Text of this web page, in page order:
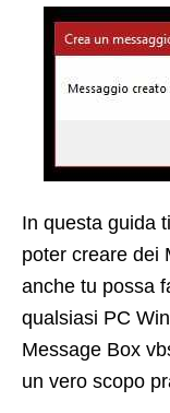
In questa guida
poter creare dei
anche tu possa
qualsiasi PC
Message Box
un vero scopo